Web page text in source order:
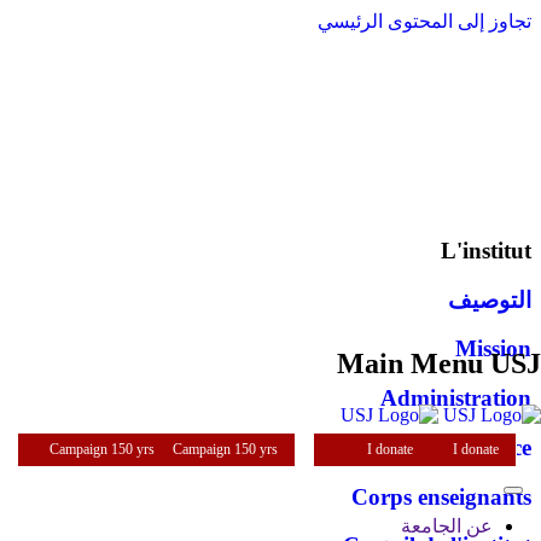
تجاوز إلى المحتوى الرئيسي
Main Menu USJ
I donate I donate
Campaign 150 yrs Campaign 150 yrs
عن الجامعة
L'institut
التوصيف
Mission
Administration
Mot de la directrice
Corps enseignants